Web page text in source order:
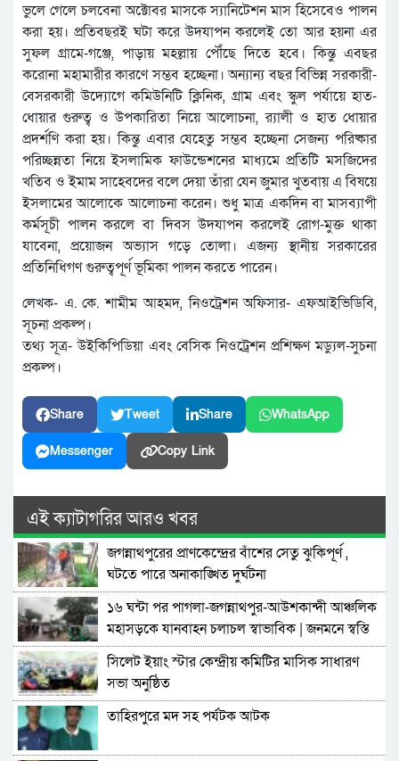
ভুলে গেলে চলবেনা অক্টোবর মাসকে স্যানিটেশন মাস হিসেবেও পালন
করা হয়। প্রতিবছরই ঘটা করে উদযাপন করলেই তো আর হয়না এর
সুফল গ্রামে-গঞ্জে, পাড়ায় মহল্লায় পৌঁছে দিতে হবে। কিন্তু এবছর
করোনা মহামারীর কারণে সম্ভব হচ্ছেনা। অন্যান্য বছর বিভিন্ন সরকারী-
বেসরকারী উদ্যোগে কমিউনিটি ক্লিনিক, গ্রাম এবং স্কুল পর্যায়ে হাত-
ধোয়ার গুরুত্ব ও উপকারিতা নিয়ে আলোচনা, র‌্যালী ও হাত ধোয়ার
প্রদর্শণি করা হয়। কিন্তু এবার যেহেতু সম্ভব হচ্ছেনা সেজন্য পরিষ্কার
পরিচ্ছন্নতা নিয়ে ইসলামিক ফাউন্ডেশনের মাধ্যমে প্রতিটি মসজিদের
খতিব ও ইমাম সাহেবদের বলে দেয়া তাঁরা যেন জুমার খুতবায় এ বিষয়ে
ইসলামের আলোকে আলোচনা করেন। শুধু মাত্র একদিন বা মাসব্যাপী
কর্মসূচী পালন করলে বা দিবস উদযাপন করলেই রোগ-মুক্ত থাকা
যাবেনা, প্রয়োজন অভ্যাস গড়ে তোলা। এজন্য স্থানীয় সরকারের
প্রতিনিধিগণ গুরুত্বপূর্ণ ভূমিকা পালন করতে পারেন।
লেখক- এ. কে. শামীম আহমদ, নিওট্রেশন অফিসার- এফআইভিডিবি,
সূচনা প্রকল্প।
তথ্য সূত্র- উইকিপিডিয়া এবং বেসিক নিওট্রেশন প্রশিক্ষণ মড্যুল-সুচনা
প্রকল্প।
Share Tweet Share WhatsApp
Messenger Copy Link
এই ক্যাটাগরির আরও খবর
জগন্নাথপুরের প্রাণকেন্দ্রের বাঁশের সেতু ঝুকিপূর্ণ ,
ঘটতে পারে অনাকাঙ্খিত দুর্ঘটনা
১৬ ঘন্টা পর পাগলা-জগন্নাথপুর-আউশকান্দী আঞ্চলিক
মহাসড়কে যানবাহন চলাচল স্বাভাবিক | জনমনে স্বস্তি
সিলেট ইয়াং স্টার কেন্দ্রীয় কমিটির মাসিক সাধারণ
সভা অনুষ্ঠিত
তাহিরপুরে মদ সহ পর্যটক আটক